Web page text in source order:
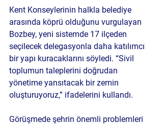
Kent Konseylerinin halkla belediye
arasında köprü olduğunu vurgulayan
Bozbey, yeni sistemde 17 ilçeden
seçilecek delegasyonla daha katılımcı
bir yapı kuracaklarını söyledi. “Sivil
toplumun taleplerini doğrudan
yönetime yansıtacak bir zemin
oluşturuyoruz,” ifadelerini kullandı.
Görüşmede şehrin önemli problemleri